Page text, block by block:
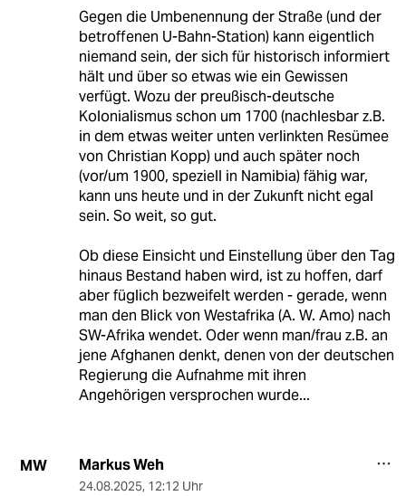
Gegen die Umbenennung der Straße (und der
betroffenen U-Bahn-Station) kann eigentlich
niemand sein, der sich für historisch informiert
hält und über so etwas wie ein Gewissen
verfügt. Wozu der preußisch-deutsche
Kolonialismus schon um 1700 (nachlesbar z.B.
in dem etwas weiter unten verlinkten Resümee
von Christian Kopp) und auch später noch
(vor/um 1900, speziell in Namibia) fähig war,
kann uns heute und in der Zukunft nicht egal
sein. So weit, so gut.
Ob diese Einsicht und Einstellung über den Tag
hinaus Bestand haben wird, ist zu hoffen, darf
aber füglich bezweifelt werden - gerade, wenn
man den Blick von Westafrika (A. W. Amo) nach
SW-Afrika wendet. Oder wenn man/frau z.B. an
jene Afghanen denkt, denen von der deutschen
Regierung die Aufnahme mit ihren
Angehörigen versprochen wurde...
MW Markus Weh
24.08.2025, 12:12 Uhr